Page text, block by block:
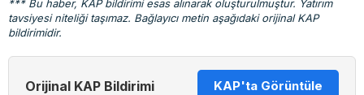
*** Bu haber, KAP bildirimi esas alınarak oluşturulmuştur. Yatırım
tavsiyesi niteliği taşımaz. Bağlayıcı metin aşağıdaki orijinal KAP
bildirimidir.
Orijinal KAP Bildirimi KAP'ta Görüntüle